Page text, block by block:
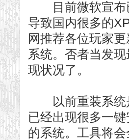
目前微软宣布
导致国内很多的
网推荐各位玩家
系统。否者当发
现状况了。
以前重装系统
已经出现很多一
的系统。工具将